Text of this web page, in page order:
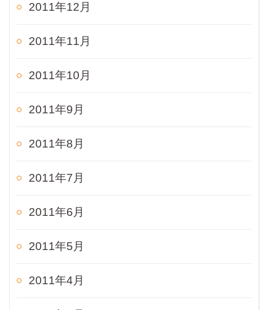
2011年12月
2011年11月
2011年10月
2011年9月
2011年8月
2011年7月
2011年6月
2011年5月
2011年4月